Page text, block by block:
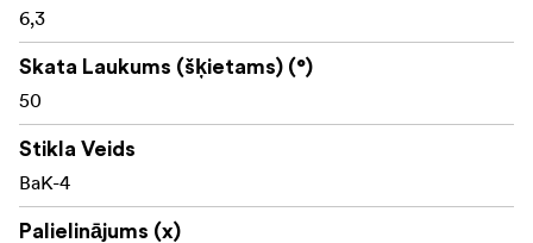
6,3
Skata Laukums (šķietams) (°)
50
Stikla Veids
BaK-4
Palielinājums (x)